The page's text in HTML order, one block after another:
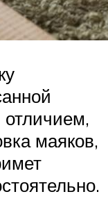
маяков,